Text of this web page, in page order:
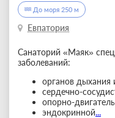
До моря 250 м
Евпатория
Санаторий «Маяк»
заболеваний:
органов дыхания
сердечно-
опорно-
эндокринной...